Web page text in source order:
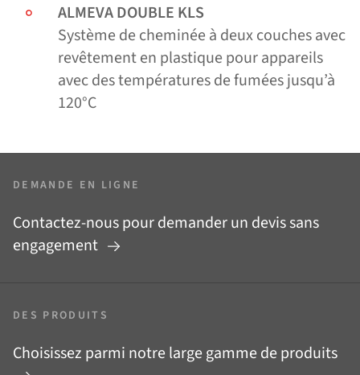
ALMEVA DOUBLE KLS
Système de cheminée à deux couches avec
revêtement en plastique pour appareils
avec des températures de fumées jusqu’à
120°C
DEMANDE EN LIGNE
Contactez-nous pour demander un devis sans
engagement
DES PRODUITS
Choisissez parmi notre large gamme de produits